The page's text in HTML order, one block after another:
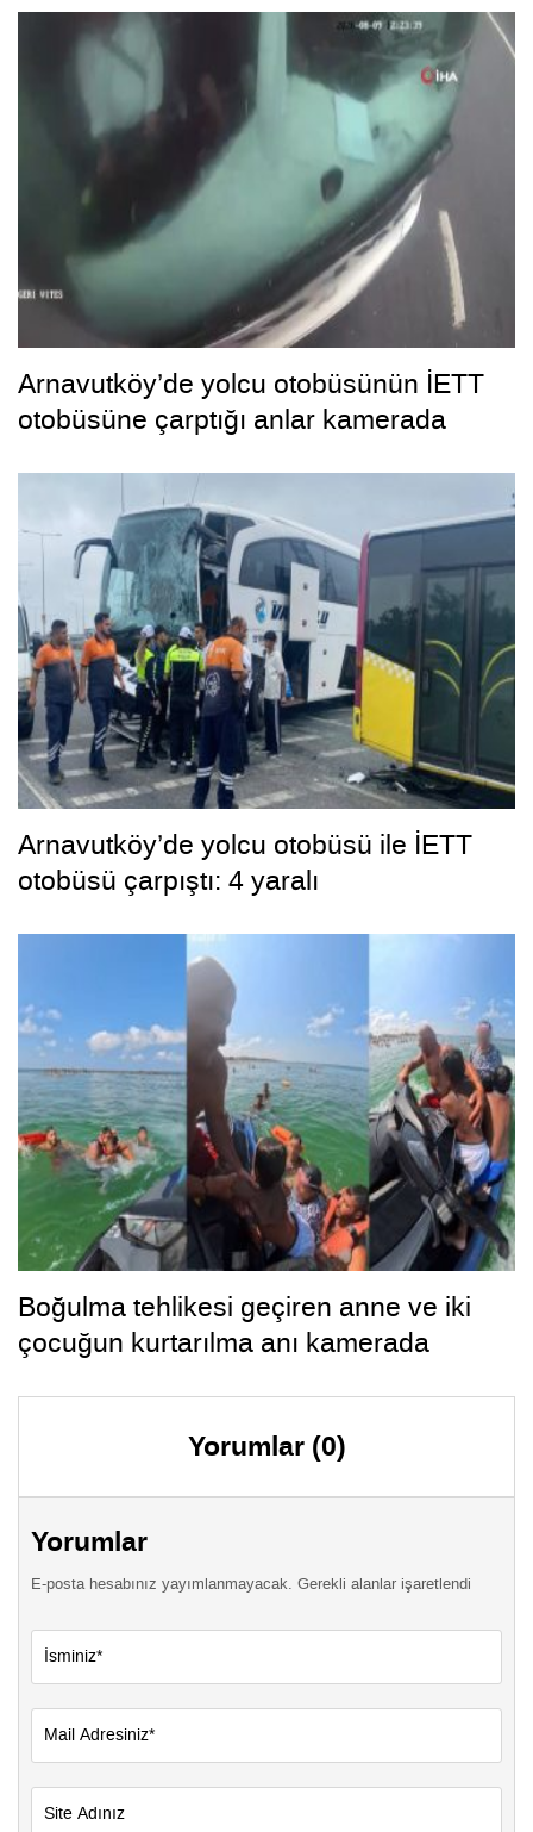
Arnavutköy’de yolcu otobüsünün İETT
otobüsüne çarptığı anlar kamerada
Arnavutköy’de yolcu otobüsü ile İETT
otobüsü çarpıştı: 4 yaralı
Boğulma tehlikesi geçiren anne ve iki
çocuğun kurtarılma anı kamerada
Yorumlar (0)
Yorumlar
E-posta hesabınız yayımlanmayacak. Gerekli alanlar işaretlendi